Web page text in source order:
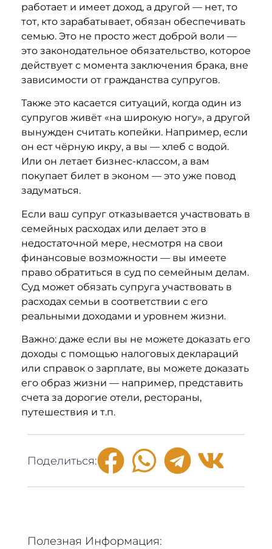
работает и имеет доход, а другой — нет, то
тот, кто зарабатывает, обязан обеспечивать
семью. Это не просто жест доброй воли —
это законодательное обязательство, которое
действует с момента заключения брака, вне
зависимости от гражданства супругов.
Также это касается ситуаций, когда один из
супругов живёт «на широкую ногу», а другой
вынужден считать копейки. Например, если
он ест чёрную икру, а вы — хлеб с водой.
Или он летает бизнес-классом, а вам
покупает билет в эконом — это уже повод
задуматься.
Если ваш супруг отказывается участвовать в
семейных расходах или делает это в
недостаточной мере, несмотря на свои
финансовые возможности — вы имеете
право обратиться в суд по семейным делам.
Суд может обязать супруга участвовать в
расходах семьи в соответствии с его
реальными доходами и уровнем жизни.
Важно: даже если вы не можете доказать его
доходы с помощью налоговых деклараций
или справок о зарплате, вы можете доказать
его образ жизни — например, представить
счета за дорогие отели, рестораны,
путешествия и т.п.
Поделиться:
Полезная Информация: